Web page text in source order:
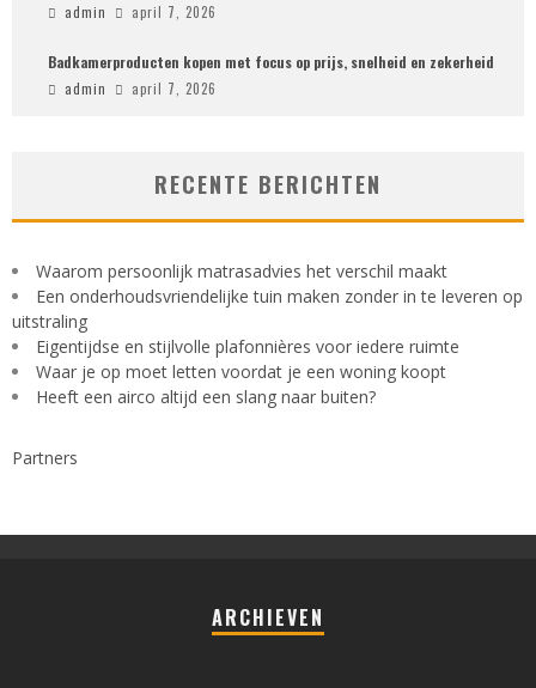
admin april 7, 2026
Badkamerproducten kopen met focus op prijs, snelheid en zekerheid
admin april 7, 2026
RECENTE BERICHTEN
Waarom persoonlijk matrasadvies het verschil maakt
Een onderhoudsvriendelijke tuin maken zonder in te leveren op
uitstraling
Eigentijdse en stijlvolle plafonnières voor iedere ruimte
Waar je op moet letten voordat je een woning koopt
Heeft een airco altijd een slang naar buiten?
Partners
ARCHIEVEN